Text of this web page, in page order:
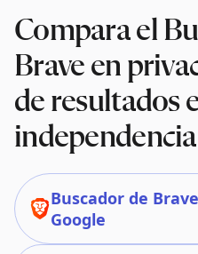
Compara el
Brave en
de resultados
Buscador de
Google